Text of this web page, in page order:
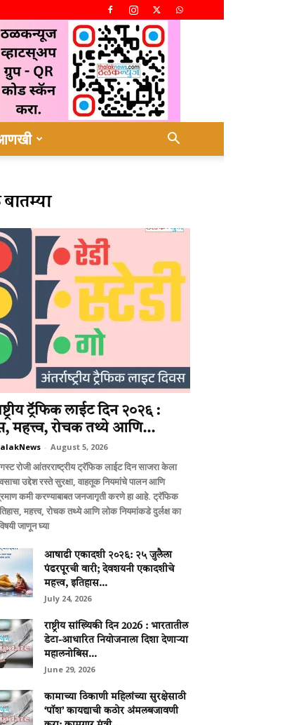
ट्रॅफिक लाईट दिन २०२६ :
महत्त्व, रोचक तथ्ये आणि...
- August 5, 2026
रोजी आंतरराष्ट्रीय ट्रॅफिक लाईट दिन साजरा केला
उद्देश रस्ते सुरक्षा, वाहतूक नियमांचे पालन आणि
कमी करण्याबाबत जनजागृती करणे हा आहे. ट्रॅफिक
महत्त्व, रोचक तथ्ये आणि लोक नियमांकडे दुर्लक्ष का
जाणून घ्या
आषाढी एकादशी २०२६: २५ जुलैला
पंढरपूरची वारी; देवशयनी एकादशीचे
महत्त्व, इतिहास...
July 24, 2026
राष्ट्रीय सांख्यिकी दिन 2026 : भारतातील
डेटा-आधारित नियोजनाला दिशा देणाऱ्या
महालनोबिस...
June 29, 2026
कामाच्या ठिकाणी महिलांच्या सुरक्षेसाठी
‘पॉश’ कायद्याची कठोर अंमलबजावणी